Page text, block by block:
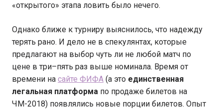
«открытого» этапа ловить было нечего.
Однако ближе к турниру выяснилось, что надежду
терять рано. И дело не в спекулянтах, которые
предлагают на выбор чуть ли не любой матч по
цене в три–пять раз выше номинала. Время от
времени на сайте ФИФА (а это единственная
легальная платформа по продаже билетов на
ЧМ-2018) появлялись новые порции билетов. Опыт